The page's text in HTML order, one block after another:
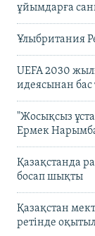
ұйымдарға
Ұлыбритания
UEFA 2030
идеясынан
"Жосықсыз
Ермек
Қазақстанда
босап шықты
Қазақстан
ретінде